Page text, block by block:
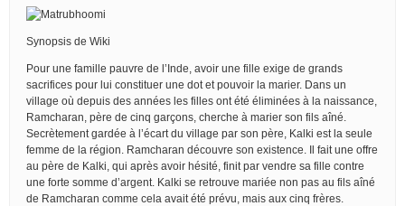
Synopsis de Wiki
Pour une famille pauvre de l’Inde, avoir une fille exige de grands
sacrifices pour lui constituer une dot et pouvoir la marier. Dans un
village où depuis des années les filles ont été éliminées à la naissance,
Ramcharan, père de cinq garçons, cherche à marier son fils aîné.
Secrètement gardée à l’écart du village par son père, Kalki est la seule
femme de la région. Ramcharan découvre son existence. Il fait une offre
au père de Kalki, qui après avoir hésité, finit par vendre sa fille contre
une forte somme d’argent. Kalki se retrouve mariée non pas au fils aîné
de Ramcharan comme cela avait été prévu, mais aux cinq frères.